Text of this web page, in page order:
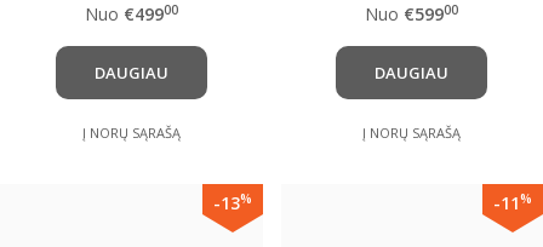
Nuo €49900
DAUGIAU
Į NORŲ SĄRAŠĄ
Nuo €59900
DAUGIAU
Į NORŲ SĄRAŠĄ
-13% -11%